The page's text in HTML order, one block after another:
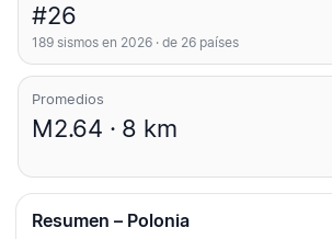
#26
189 sismos en 2026 · de 26 países
Promedios
M2.64 · 8 km
Resumen – Polonia